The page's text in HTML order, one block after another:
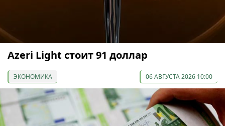
Azeri Light стоит 91 доллар
ЭКОНОМИКА 06 АВГУСТА 2026 10:00